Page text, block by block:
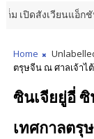
อ็กชันแฟนตาซีสุดเ
Home
ตรุษจีน ณ ศาลเจ้าไ
ซินเจียยู่อี่
เทศกาลตรุ